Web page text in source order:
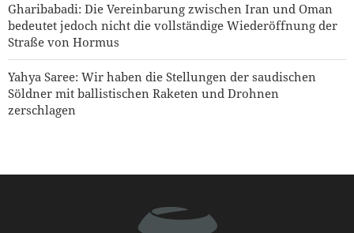
Gharibabadi: Die Vereinbarung zwischen Iran und Oman
bedeutet jedoch nicht die vollständige Wiederöffnung der
Straße von Hormus
Yahya Saree: Wir haben die Stellungen der saudischen
Söldner mit ballistischen Raketen und Drohnen
zerschlagen
verbundene Einheiten auf